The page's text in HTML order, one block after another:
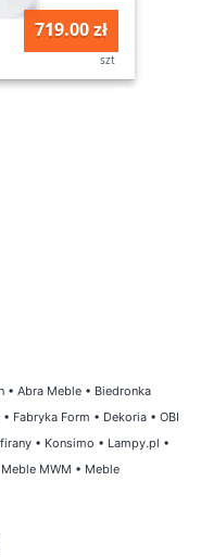
719.00 zł
szt
• Abra Meble • Biedronka
• Fabryka Form • Dekoria • OBI
• Konsimo • Lampy.pl •
Meble MWM • Meble